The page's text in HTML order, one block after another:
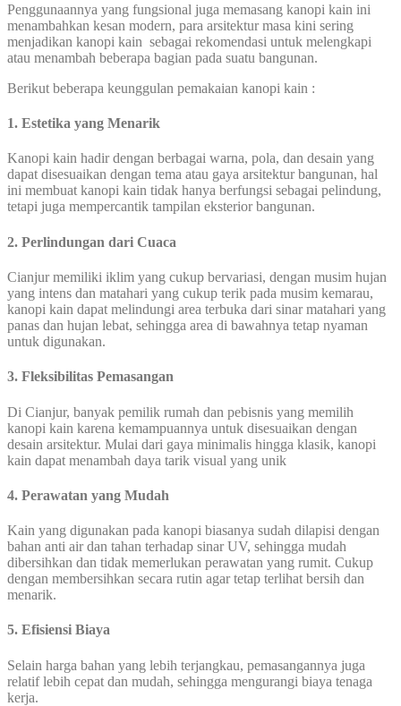
Penggunaannya yang fungsional juga memasang kanopi kain ini
menambahkan kesan modern, para arsitektur masa kini sering
menjadikan kanopi kain sebagai rekomendasi untuk melengkapi
atau menambah beberapa bagian pada suatu bangunan.
Berikut beberapa keunggulan pemakaian kanopi kain :
1. Estetika yang Menarik
Kanopi kain hadir dengan berbagai warna, pola, dan desain yang
dapat disesuaikan dengan tema atau gaya arsitektur bangunan, hal
ini membuat kanopi kain tidak hanya berfungsi sebagai pelindung,
tetapi juga mempercantik tampilan eksterior bangunan.
2. Perlindungan dari Cuaca
Cianjur memiliki iklim yang cukup bervariasi, dengan musim hujan
yang intens dan matahari yang cukup terik pada musim kemarau,
kanopi kain dapat melindungi area terbuka dari sinar matahari yang
panas dan hujan lebat, sehingga area di bawahnya tetap nyaman
untuk digunakan.
3. Fleksibilitas Pemasangan
Di Cianjur, banyak pemilik rumah dan pebisnis yang memilih
kanopi kain karena kemampuannya untuk disesuaikan dengan
desain arsitektur. Mulai dari gaya minimalis hingga klasik, kanopi
kain dapat menambah daya tarik visual yang unik
4. Perawatan yang Mudah
Kain yang digunakan pada kanopi biasanya sudah dilapisi dengan
bahan anti air dan tahan terhadap sinar UV, sehingga mudah
dibersihkan dan tidak memerlukan perawatan yang rumit. Cukup
dengan membersihkan secara rutin agar tetap terlihat bersih dan
menarik.
5. Efisiensi Biaya
Selain harga bahan yang lebih terjangkau, pemasangannya juga
relatif lebih cepat dan mudah, sehingga mengurangi biaya tenaga
kerja.